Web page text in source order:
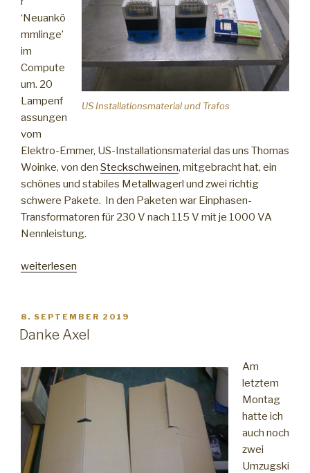
US Installationsmaterial und Trafos
‘Neuankö
mmlinge’
im
Compute
um. 20
Lampenf
assungen
vom
Elektro-Emmer, US-Installationsmaterial das uns Thomas
Woinke, von den Steckschweinen, mitgebracht hat, ein
schönes und stabiles Metallwagerl und zwei richtig
schwere Pakete. In den Paketen war Einphasen-
Transformatoren für 230 V nach 115 V mit je 1000 VA
Nennleistung.
„Wertvolles
weiterlesen
VERÖFFENTLICHT
AM
8. SEPTEMBER 2019
Danke Axel
Am
letztem
Montag
hatte ich
auch noch
zwei
Umzugski